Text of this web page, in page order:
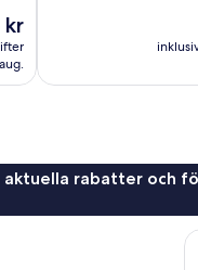
kr
1 815 recensioner
rabatter och